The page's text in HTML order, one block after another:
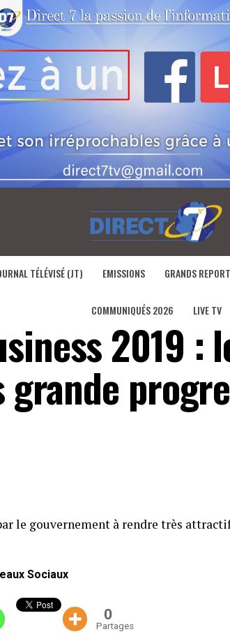
TÉLÉVISÉ (JT) EMISSIONS GRANDS
COMMUNIQUÉS 2026 LIVE TV
2019 :
le gouvernement à rendre très
Sociaux
0
Partages